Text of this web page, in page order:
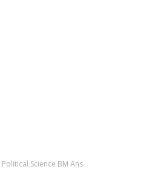
Science BM Ans